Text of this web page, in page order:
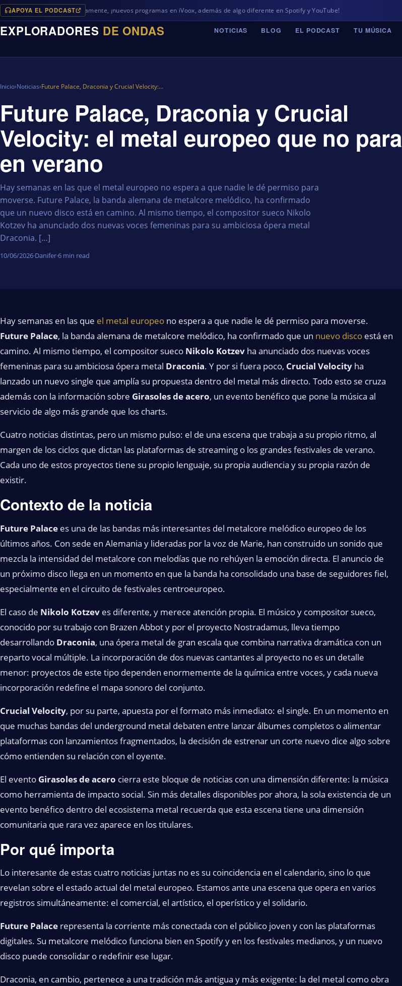
APOYA EL PODCAST
Próximamente, ¡nuevos programas en iVoox, además de algo diferente en Spotify y YouTube!
EXPLORADORES DE ONDAS NOTICIAS BLOG EL PODCAST TU MÚSICA
Inicio›Noticias›Future Palace, Draconia y Crucial Velocity:…
Future Palace, Draconia y Crucial
Velocity: el metal europeo que no para
en verano
Hay semanas en las que el metal europeo no espera a que nadie le dé permiso para
moverse. Future Palace, la banda alemana de metalcore melódico, ha confirmado
que un nuevo disco está en camino. Al mismo tiempo, el compositor sueco Nikolo
Kotzev ha anunciado dos nuevas voces femeninas para su ambiciosa ópera metal
Draconia. […]
10/06/2026·Danifer·6 min read
Hay semanas en las que el metal europeo no espera a que nadie le dé permiso para moverse.
Future Palace, la banda alemana de metalcore melódico, ha confirmado que un nuevo disco está en
camino. Al mismo tiempo, el compositor sueco Nikolo Kotzev ha anunciado dos nuevas voces
femeninas para su ambiciosa ópera metal Draconia. Y por si fuera poco, Crucial Velocity ha
lanzado un nuevo single que amplía su propuesta dentro del metal más directo. Todo esto se cruza
además con la información sobre Girasoles de acero, un evento benéfico que pone la música al
servicio de algo más grande que los charts.
Cuatro noticias distintas, pero un mismo pulso: el de una escena que trabaja a su propio ritmo, al
margen de los ciclos que dictan las plataformas de streaming o los grandes festivales de verano.
Cada uno de estos proyectos tiene su propio lenguaje, su propia audiencia y su propia razón de
existir.
Contexto de la noticia
Future Palace es una de las bandas más interesantes del metalcore melódico europeo de los
últimos años. Con sede en Alemania y lideradas por la voz de Marie, han construido un sonido que
mezcla la intensidad del metalcore con melodías que no rehúyen la emoción directa. El anuncio de
un próximo disco llega en un momento en que la banda ha consolidado una base de seguidores fiel,
especialmente en el circuito de festivales centroeuropeo.
El caso de Nikolo Kotzev es diferente, y merece atención propia. El músico y compositor sueco,
conocido por su trabajo con Brazen Abbot y por el proyecto Nostradamus, lleva tiempo
desarrollando Draconia, una ópera metal de gran escala que combina narrativa dramática con un
reparto vocal múltiple. La incorporación de dos nuevas cantantes al proyecto no es un detalle
menor: proyectos de este tipo dependen enormemente de la química entre voces, y cada nueva
incorporación redefine el mapa sonoro del conjunto.
Crucial Velocity, por su parte, apuesta por el formato más inmediato: el single. En un momento en
que muchas bandas del underground metal debaten entre lanzar álbumes completos o alimentar
plataformas con lanzamientos fragmentados, la decisión de estrenar un corte nuevo dice algo sobre
cómo entienden su relación con el oyente.
El evento Girasoles de acero cierra este bloque de noticias con una dimensión diferente: la música
como herramienta de impacto social. Sin más detalles disponibles por ahora, la sola existencia de un
evento benéfico dentro del ecosistema metal recuerda que esta escena tiene una dimensión
comunitaria que rara vez aparece en los titulares.
Por qué importa
Lo interesante de estas cuatro noticias juntas no es su coincidencia en el calendario, sino lo que
revelan sobre el estado actual del metal europeo. Estamos ante una escena que opera en varios
registros simultáneamente: el comercial, el artístico, el operístico y el solidario.
Future Palace representa la corriente más conectada con el público joven y con las plataformas
digitales. Su metalcore melódico funciona bien en Spotify y en los festivales medianos, y un nuevo
disco puede consolidar o redefinir ese lugar.
Draconia, en cambio, pertenece a una tradición más antigua y más exigente: la del metal como obra